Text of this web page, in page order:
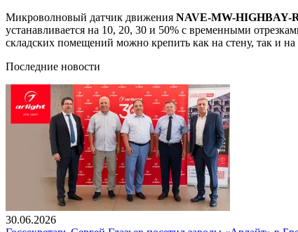
Микроволновый датчик движения NAVE-MW-HIGHBAY-
устанавливается на 10, 20, 30 и 50% с временными
складских помещений можно крепить как на стену, так и
Последние новости
30.06.2026